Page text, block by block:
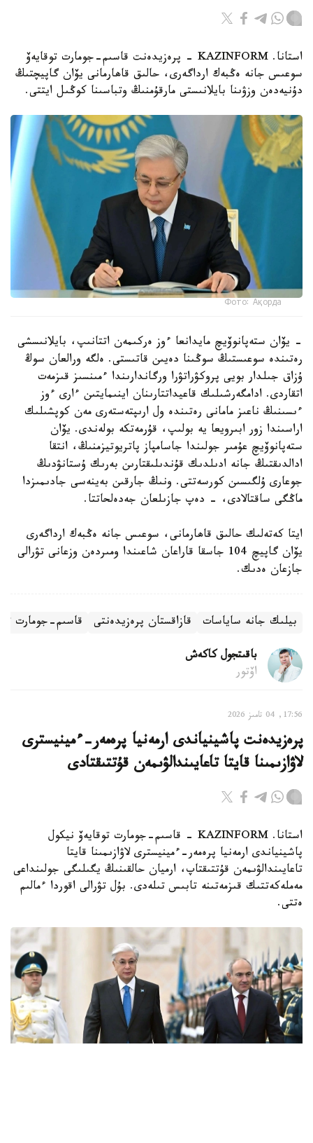
استانا. KAZINFORM – پرەزيدەنت قاسىم-جومارت توقايەۆ
سوعىس جانە ەڭبەك ارداگەرى، حالىق قاھارمانى يۆان گاپيچتىڭ
دۇنيەدەن وزۋىنا بايلانىستى مارقۇمنىڭ وتباسىنا كوڭىل ايتتى.
Фото: Ақорда
– يۆان ستەپانوۆيچ مايدانعا ءوز ەركىمەن اتتانىپ، بايلانىسشى
رەتىندە سوعىستىڭ سوڭىنا دەيىن قاتىستى. ەلگە ورالعان سوڭ
ۇزاق جىلدار بويى پروكۋراتۋرا ورگاندارىندا ءمىنسىز قىزمەت
اتقاردى. ادامگەرشىلىك قاعيداتتارىنان اينىمايتىن ءارى ءوز
ءىسىنىڭ ناعىز مامانى رەتىندە ول ارىپتەستەرى مەن كوپشىلىك
اراسىندا زور ابىرويعا يە بولىپ، قۇرمەتكە بولەندى. يۆان
ستەپانوۆيچ عۇمىر جولىندا جاسامپاز پاتريوتيزمنىڭ، انتقا
ادالدىقتىڭ جانە ادىلدىك قۇندىلىقتارىن بەرىك ۇستانۋدىڭ
جوعارى ۇلگىسىن كورسەتتى. ونىڭ جارقىن بەينەسى جادىمىزدا
ماڭگى ساقتالادى، – دەپ جازىلعان جەدەلحاتتا.
ايتا كەتەلىك حالىق قاھارمانى، سوعىس جانە ەڭبەك ارداگەرى
يۆان گاپيچ 104 جاسقا قاراعان شاعىندا ومىردەن وزعانى تۋرالى
جازعان ەدىك.
بيلىك جانە ساياسات قازاقستان پرەزيدەنتى قاسىم-جومارت
باقىتجول كاكەش
اۆتور
17:56, 04 تامىز 2026
پرەزيدەنت پاشينياندى ارمەنيا پرەمەر-ءمينيسترى
لاۋازىمىنا قايتا تاعايىندالۋىمەن قۇتتىقتادى
استانا. KAZINFORM - قاسىم-جومارت توقايەۆ نيكول
پاشينياندى ارمەنيا پرەمەر-ءمينيسترى لاۋازىمىنا قايتا
تاعايىندالۋىمەن قۇتتىقتاپ، ارميان حالقىنىڭ يگىلىگى جولىنداعى
مەملەكەتتىك قىزمەتىنە تابىس تىلەدى. بۇل تۋرالى اقوردا ءمالىم
ەتتى.